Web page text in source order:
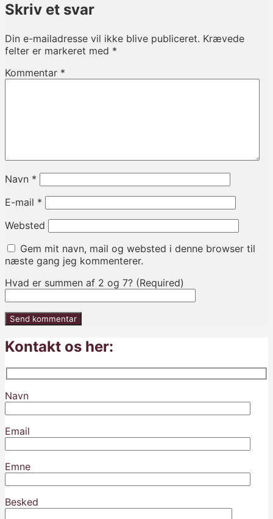
Skriv et svar
Din e-mailadresse vil ikke blive publiceret. Krævede
felter er markeret med *
Kommentar *
Navn *
E-mail *
Websted
Gem mit navn, mail og websted i denne browser til
næste gang jeg kommenterer.
Hvad er summen af 2 og 7? (Required)
Kontakt os her:
Navn
Email
Emne
Besked